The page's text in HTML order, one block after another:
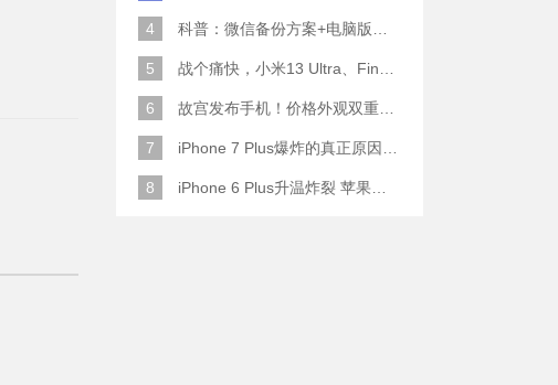
4 科普：微信备份方案+电脑版丢失数据恢复指南
5 战个痛快，小米13 Ultra、Find X6 Pro、vivo X90 Pro+、小米12SU拍照横评
6 故宫发布手机！价格外观双重逆天！
7 iPhone 7 Plus爆炸的真正原因原来是这样
8 iPhone 6 Plus升温炸裂 苹果赔了一部全新的